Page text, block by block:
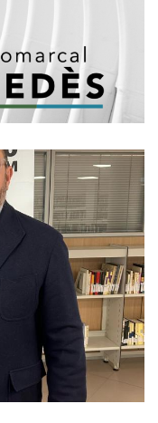
Del PP Al